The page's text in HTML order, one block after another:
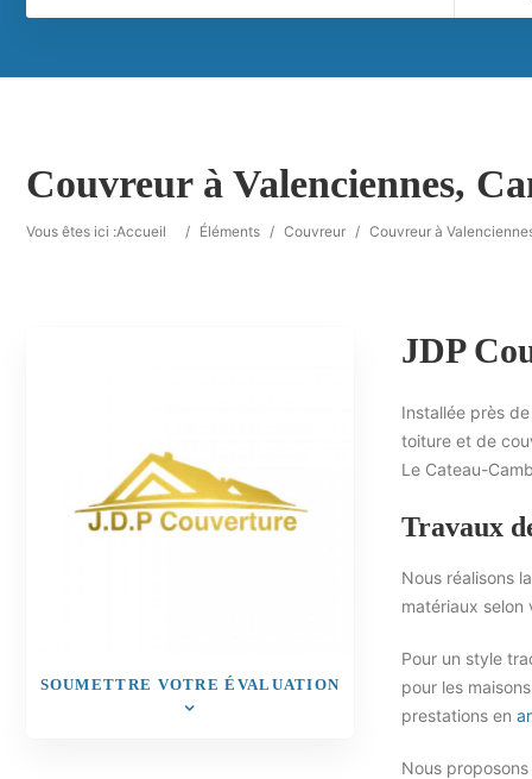
Couvreur à Valenciennes,
Vous êtes ici :Accueil / Éléments / Couvreur / Couvreur à
SOUMETTRE VOTRE ÉVALUATION
JDP
Installée près
toiture et de
Le Cateau-
Travaux
Nous réalisons
matériaux selon
Pour un style
pour les
prestations en
Nous